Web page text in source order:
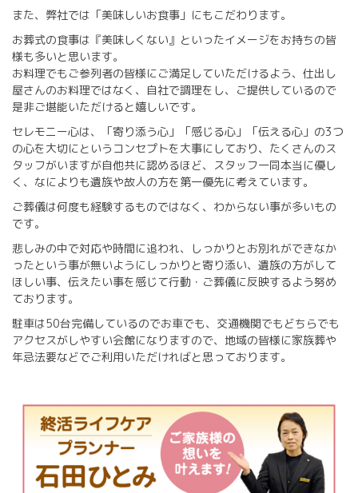
また、弊社では「美味しいお食事」にもこだわります。
お葬式の食事は『美味しくない』といったイメージをお持ちの皆
様も多いと思います。
お料理でもご参列者の皆様にご満足していただけるよう、仕出し
屋さんのお料理ではなく、自社で調理をし、ご提供しているので
是非ご堪能いただけると嬉しいです。
セレモニー心は、「寄り添う心」「感じる心」「伝える心」の3つ
の心を大切にというコンセプトを大事にしており、たくさんのス
タッフがいますが自他共に認めるほど、スタッフ一同本当に優し
く、なによりも遺族や故人の方を第一優先に考えています。
ご葬儀は何度も経験するものではなく、わからない事が多いもの
です。
悲しみの中で対応や時間に追われ、しっかりとお別れができなか
ったという事が無いようにしっかりと寄り添い、遺族の方がして
ほしい事、伝えたい事を感じて行動・ご葬儀に反映するよう努め
ております。
駐車は50台完備しているのでお車でも、交通機関でもどちらでも
アクセスがしやすい会館になりますので、地域の皆様に家族葬や
年忌法要などでご利用いただければと思っております。